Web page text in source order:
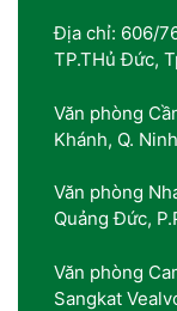
Địa chỉ: 606/
TP.THủ Đức,
Văn phòng
Khánh, Q.
Văn phòng
Quảng Đức,
Văn phòng
Sangkat